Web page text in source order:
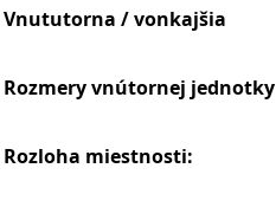
Vnututorna / vonkajšia
Rozmery vnútornej jednotky
Rozloha miestnosti: